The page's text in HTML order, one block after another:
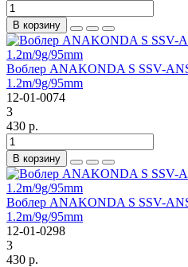
В корзину
Воблер ANAKONDA S SSV-
1.2m/9g/95mm
12-01-0074
3
430 р.
В корзину
Воблер ANAKONDA S SSV-
1.2m/9g/95mm
12-01-0298
3
430 р.